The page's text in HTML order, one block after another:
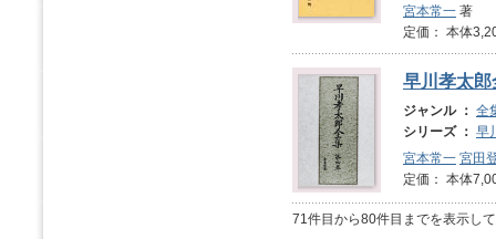
宮本常一 著
定価： 本体
早川孝太
ジャンル ： 全
シリーズ ： 早
宮本常一 宮田
定価： 本体
71件目から80件目までを表示し